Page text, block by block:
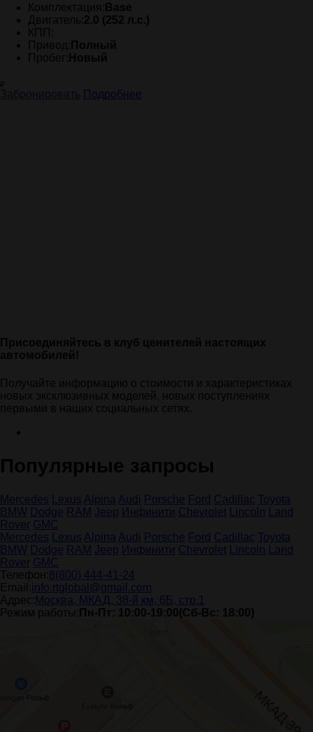
Комплектация: Base
Двигатель:2.0 (252 л.с.)
КПП:
Привод: Полный
Пробег: Новый
₽
Подробнее
Присоединяйтесь в клуб ценителей настоящих
автомобилей!
Получайте информацию о стоимости и характеристиках
новых эксклюзивных моделей, новых поступлениях
первыми в наших социальных сетях.
Популярные запросы
Mercedes Lexus Alpina Audi Porsche Ford Cadillac Toyota
BMW Dodge RAM Jeep Инфинити Chevrolet Lincoln
Land
Rover GMC
Mercedes
Lexus Alpina Audi Porsche Ford Cadillac Toyota
BMW Dodge RAM Jeep Инфинити Chevrolet Lincoln
Land
Rover GMC
Телефон:8(800) 444-41-24
Email: info.rtglobal@gmail.com
Адрес: Москва, МКАД, 38-й км, 6Б, стр.1
Режим работы: Пн-Пт: 10:00-19:00(Сб-Вс: 18:00)